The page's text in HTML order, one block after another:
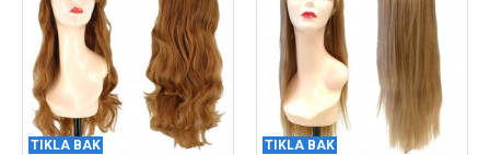
TIKLA BAK TIKLA BAK